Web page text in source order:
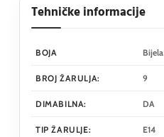
Tehničke informacije
BOJA Bijela
BROJ ŽARULJA: 9
DIMABILNA: DA
TIP ŽARULJE: E14